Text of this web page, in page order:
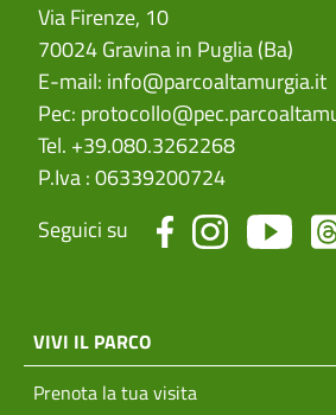
Via Firenze, 10
70024 Gravina in Puglia (Ba)
E-mail: info@parcoaltamurgia.it
Pec:
Tel. +39.080.3262268
P.Iva : 06339200724
Seguici su
menu top footer
VIVI IL PARCO
Prenota la tua visita